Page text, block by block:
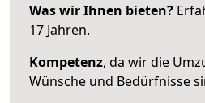
Was wir Ihnen bieten?
17 Jahren.
Kompetenz, da wir die
Wünsche und Bedürfnisse